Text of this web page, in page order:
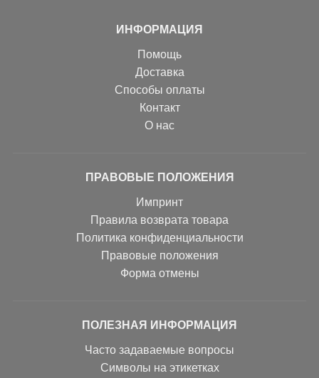
ИНФОРМАЦИЯ
Помощь
Доставка
Способы оплаты
Контакт
О нас
ПРАВОВЫЕ ПОЛОЖЕНИЯ
Импринт
Правила возврата товара
Политика конфиденциальности
Правовые положения
Форма отмены
ПОЛЕЗНАЯ ИНФОРМАЦИЯ
Часто задаваемые вопросы
Символы на этикетках